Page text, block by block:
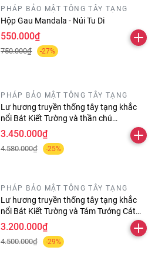
PHÁP BẢO MẬT TÔNG TÂY TẠNG
Hộp Gau Mandala - Núi Tu Di
550.000₫
750.000₫ -27%
PHÁP BẢO MẬT TÔNG TÂY TẠNG
Lư hương truyền thống tây tạng khắc
nổi Bát Kiết Tường và thần chú
Omanipadmehums dài 30 cm
3.450.000₫
4.580.000₫ -25%
PHÁP BẢO MẬT TÔNG TÂY TẠNG
Lư hương truyền thống tây tạng khắc
nổi Bát Kiết Tường và Tám Tướng Cát
Tường
3.200.000₫
4.500.000₫ -29%